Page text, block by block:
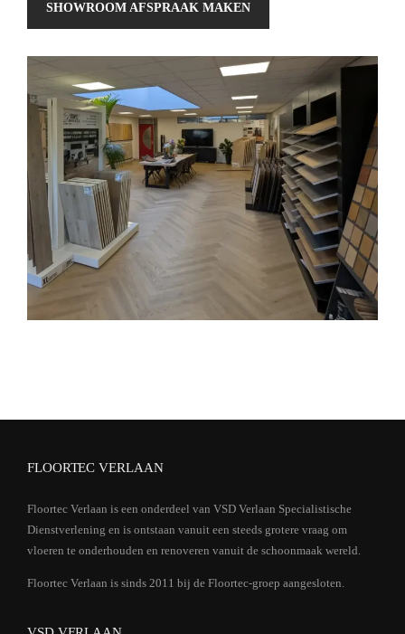
SHOWROOM AFSPRAAK MAKEN
FLOORTEC VERLAAN
Floortec Verlaan is een onderdeel van VSD Verlaan Specialistische
Dienstverlening en is ontstaan vanuit een steeds grotere vraag om
vloeren te onderhouden en renoveren vanuit de schoonmaak wereld.
Floortec Verlaan is sinds 2011 bij de Floortec-groep aangesloten.